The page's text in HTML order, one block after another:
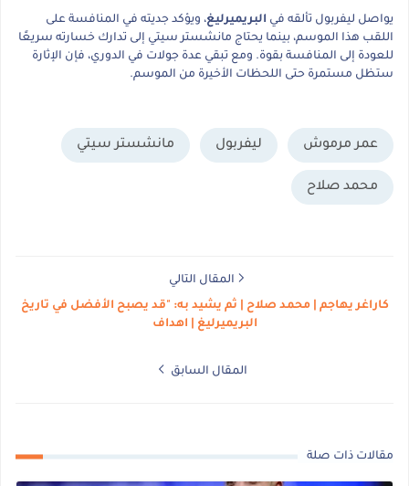
يواصل ليفربول تألقه في البريميرليغ، ويؤكد جديته في المنافسة على
اللقب هذا الموسم، بينما يحتاج مانشستر سيتي إلى تدارك خسارته سريعًا
للعودة إلى المنافسة بقوة. ومع تبقي عدة جولات في الدوري، فإن الإثارة
ستظل مستمرة حتى اللحظات الأخيرة من الموسم.
عمر مرموش ليفربول مانشستر سيتي
محمد صلاح
المقال التالي
كاراغر يهاجم | محمد صلاح | ثم يشيد به: "قد يصبح الأفضل في تاريخ
البريميرليغ | اهداف
المقال السابق
مقالات ذات صلة